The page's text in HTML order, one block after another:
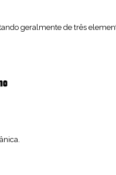
geralmente de três